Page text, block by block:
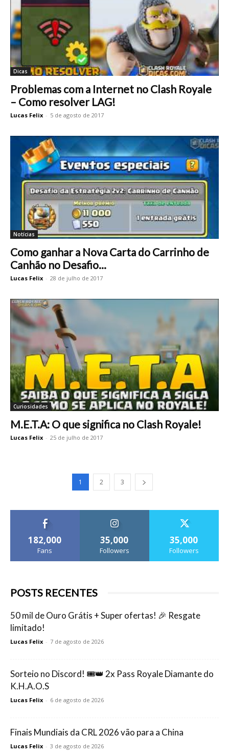
Dicas
Problemas com a Internet no Clash Royale
– Como resolver LAG!
Lucas Felix - 5 de agosto de 2017
Notícias
Como ganhar a Nova Carta do Carrinho de
Canhão no Desafio...
Lucas Felix - 28 de julho de 2017
Curiosidades
M.E.T.A: O que significa no Clash Royale!
Lucas Felix - 25 de julho de 2017
1 2 3
182,000
Fans
35,000
Followers
35,000
Followers
POSTS RECENTES
50 mil de Ouro Grátis + Super ofertas! 🎉 Resgate
limitado!
Lucas Felix - 7 de agosto de 2026
Sorteio no Discord! 🎟️👑 2x Pass Royale Diamante do
K.H.A.O.S
Lucas Felix - 6 de agosto de 2026
Finais Mundiais da CRL 2026 vão para a China
Lucas Felix - 3 de agosto de 2026